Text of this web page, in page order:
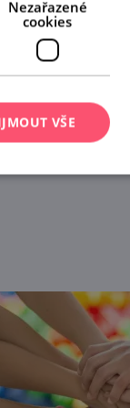
Nezařazené
cookies
VŠE